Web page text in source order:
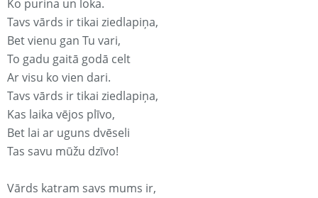
Ko purina un loka.
Tavs vārds ir tikai ziedlapiņa,
Bet vienu gan Tu vari,
To gadu gaitā godā celt
Ar visu ko vien dari.
Tavs vārds ir tikai ziedlapiņa,
Kas laika vējos plīvo,
Bet lai ar uguns dvēseli
Tas savu mūžu dzīvo!
Vārds katram savs mums ir,